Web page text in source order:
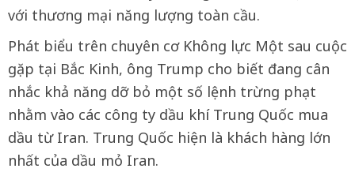
với thương mại năng lượng toàn cầu.
Phát biểu trên chuyên cơ Không lực Một sau cuộc
gặp tại Bắc Kinh, ông Trump cho biết đang cân
nhắc khả năng dỡ bỏ một số lệnh trừng phạt
nhằm vào các công ty dầu khí Trung Quốc mua
dầu từ Iran. Trung Quốc hiện là khách hàng lớn
nhất của dầu mỏ Iran.